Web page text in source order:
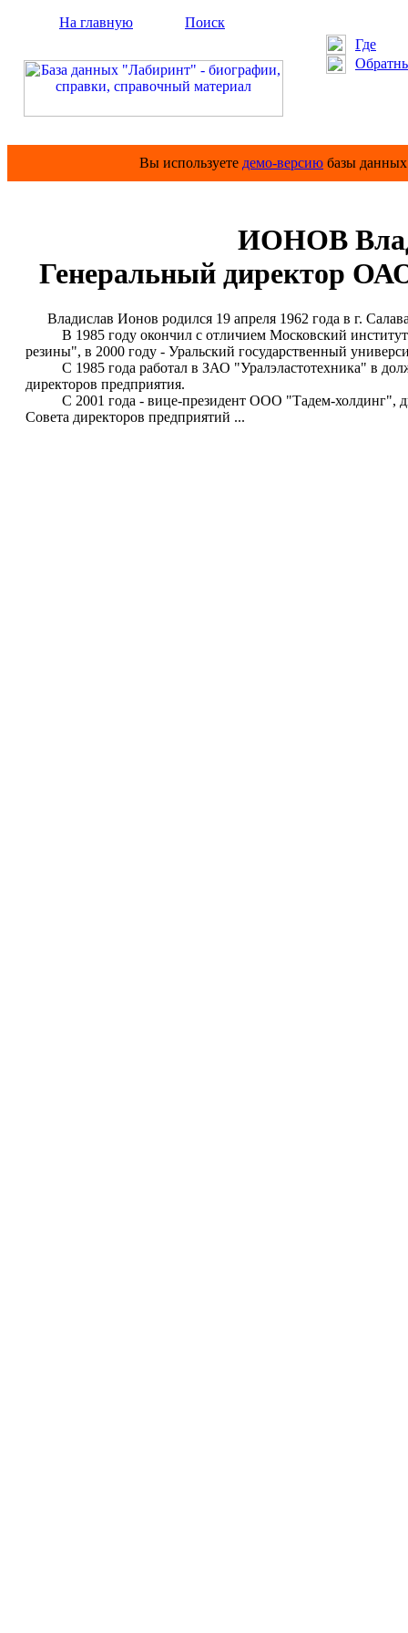
На главную
Поиск
Где
Вы используете демо-версию базы
ИОНОВ
Генеральный директор
Владислав Ионов родился 19 апреля 1962 года в г.
В 1985 году окончил с отличием Московский институт
резины", в 2000 году - Уральский государственный
С 1985 года работал в ЗАО "Уралэластотехника" в
директоров предприятия.
С 2001 года - вице-президент ООО "Тадем-холдинг",
Совета директоров предприятий ...